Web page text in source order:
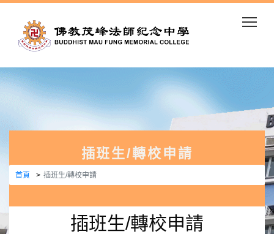
插班生/轉校申請
首頁 插班生/轉校申請
插班生/轉校申請